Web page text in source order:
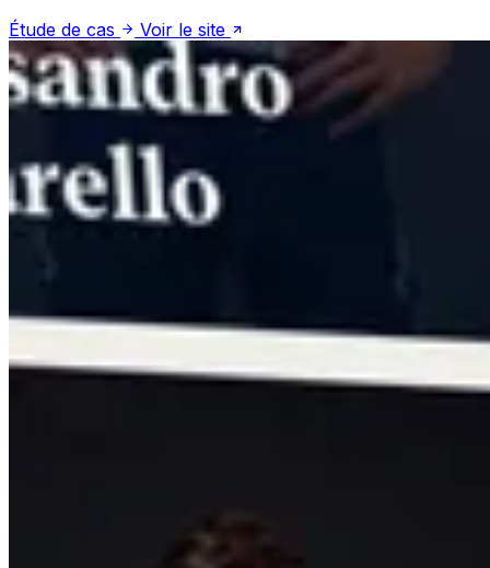
Étude de cas Voir le site